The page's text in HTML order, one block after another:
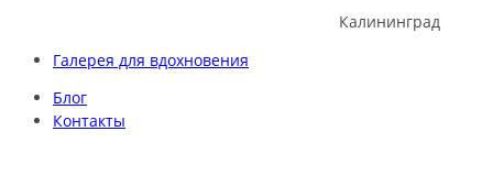
Калининград
Галерея для вдохновения
Блог
Контакты